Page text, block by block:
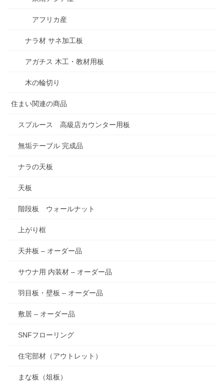
アフリカ産
ナラ材 サネ加工板
アガチス 木工・教材用板
木の輪切り
住まい関連の商品
スプルース 高級店カウンター用板
無垢テーブル 完成品
ナラの天板
天板
階段板 ウォールナット
上がり框
天井板 – オーダー品
サウナ用 内装材 – オーダー品
羽目板・壁板 – オーダー品
敷居 – オーダー品
SNFフローリング
住宅部材（アウトレット）
まな板（俎板）